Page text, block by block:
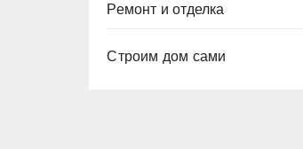
Ремонт и отделка
Строим дом сами